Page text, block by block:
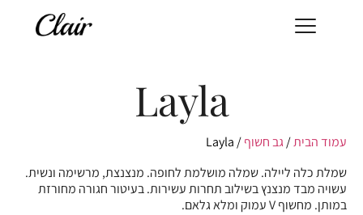
Layla
עמוד הבית/גב חשוף/ Layla
שמלת כלה ליילה. שמלה מושלמת לחופה. מנצנצת, מרשימה ונשית.
עשויה מבד מנצנץ בשילוב תחרות עשירות. בעיטור חגורה מחורזת
במותן. מחשוף V עמוק ומלא גלאם.